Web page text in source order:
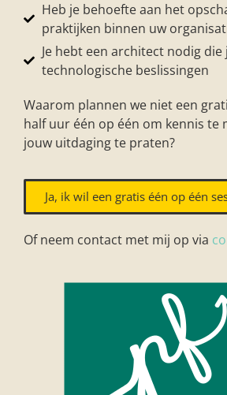
Heb je behoefte aan het
praktijken binnen uw
Je hebt een architect nodig
technologische beslissingen
Waarom plannen we niet een
half uur één op één om kennis te
jouw uitdaging te praten?
Ja, ik wil een gratis één op één
Of neem contact met mij op via